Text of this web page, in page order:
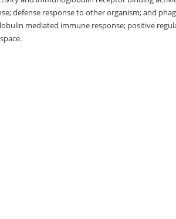
defense response to other organism; and
mediated immune response; positive